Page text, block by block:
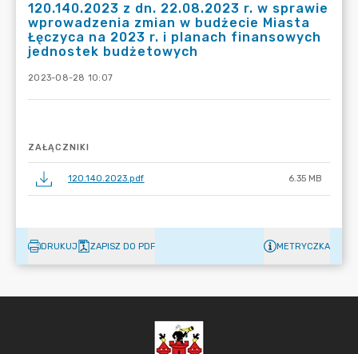
120.140.2023 z dn. 22.08.2023 r. w sprawie
wprowadzenia zmian w budżecie Miasta
Łęczyca na 2023 r. i planach finansowych
jednostek budżetowych
2023-08-28 10:07
ZAŁĄCZNIKI
120.140.2023.pdf 6.35 MB
DRUKUJ ZAPISZ DO PDF METRYCZKA